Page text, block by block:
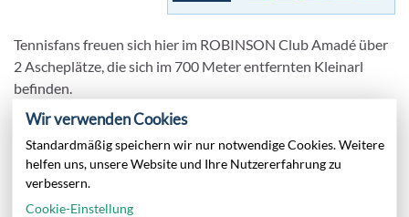
Tennisfans freuen sich hier im ROBINSON Club Amadé über
2 Ascheplätze, die sich im 700 Meter entfernten Kleinarl
befinden.
Da ROBINSON mit keinem der Anbieter Verträge hat,
können keine Kurse angeboten werden. Die Nutzung der
Plätze ist gegen Gebühr.
Wir verwenden Cookies
Standardmäßig speichern wir nur notwendige Cookies. Weitere
helfen uns, unsere Website und Ihre Nutzererfahrung zu
verbessern.
Cookie-Einstellung